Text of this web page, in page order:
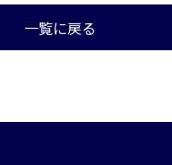
一覧に戻る